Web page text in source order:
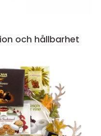
och hållbarhet